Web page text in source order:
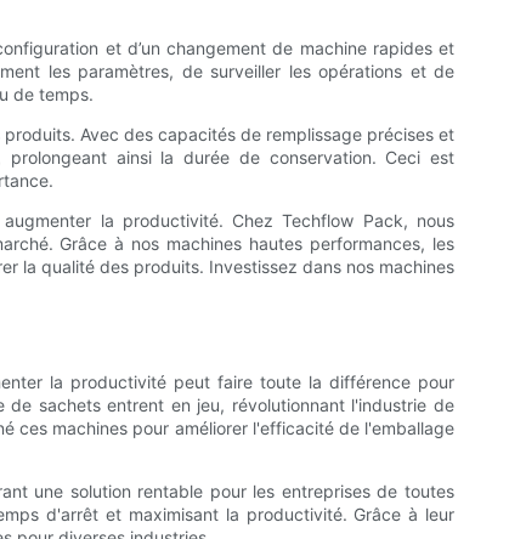
et d’un changement de machine rapides et
les paramètres, de surveiller les opérations et de
de temps.
Avec des capacités de remplissage précises et
ainsi la durée de conservation. Ceci est
la productivité. Chez Techflow Pack, nous
Grâce à nos machines hautes performances, les
la qualité des produits. Investissez dans nos machines
la productivité peut faire toute la différence pour
sachets entrent en jeu, révolutionnant l'industrie de
ces machines pour améliorer l'efficacité de l'emballage
une solution rentable pour les entreprises de toutes
d'arrêt et maximisant la productivité. Grâce à leur